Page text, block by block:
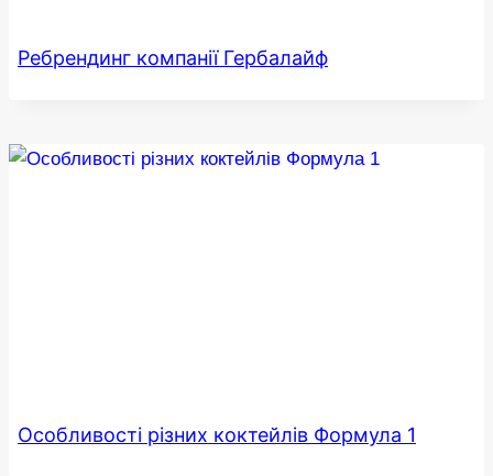
Ребрендинг компанії Гербалайф
Особливості різних коктейлів Формула 1